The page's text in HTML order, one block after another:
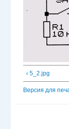
‹ 5_2.jpg
Версия для